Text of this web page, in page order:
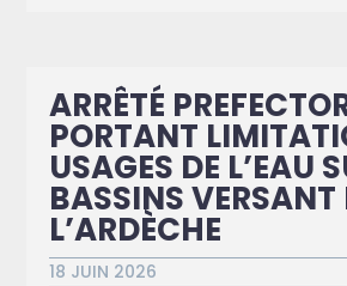
ARRÊTÉ
PORTANT
USAGES DE L’EAU
BASSINS VERSANT
L’ARDÈCHE
18 JUIN 2026